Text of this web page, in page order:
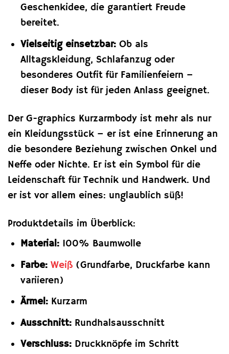
Geschenkidee, die garantiert Freude
bereitet.
Vielseitig einsetzbar:Ob als
Alltagskleidung, Schlafanzug oder
besonderes Outfit für Familienfeiern –
dieser Body ist für jeden Anlass geeignet.
Der G-graphics Kurzarmbody ist mehr als nur
ein Kleidungsstück – er ist eine Erinnerung an
die besondere Beziehung zwischen Onkel und
Neffe oder Nichte. Er ist ein Symbol für die
Leidenschaft für Technik und Handwerk. Und
er ist vor allem eines: unglaublich süß!
Produktdetails im Überblick:
Material:100% Baumwolle
Farbe: Weiß(Grundfarbe, Druckfarbe kann
variieren)
Ärmel:Kurzarm
Ausschnitt:Rundhalsausschnitt
Verschluss:Druckknöpfe im Schritt